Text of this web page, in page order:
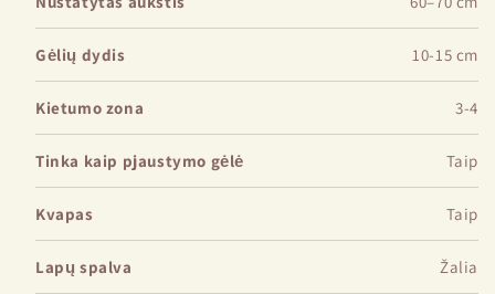
Gėlių dydis 10-15 cm
Kietumo zona 3-4
Tinka kaip pjaustymo gėlė Taip
Kvapas Taip
Lapų spalva Žalia